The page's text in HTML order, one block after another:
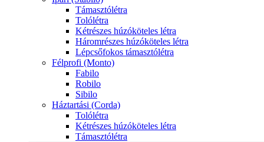
Támasztólétra
Tolólétra
Kétrészes húzóköteles létra
Háromrészes húzóköteles létra
Lépcsőfokos támasztólétra
Félprofi (Monto)
Fabilo
Robilo
Sibilo
Háztartási (Corda)
Tolólétra
Kétrészes húzóköteles létra
Támasztólétra